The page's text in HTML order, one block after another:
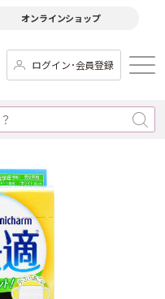
オンラインショップ
ログイン･会員登録